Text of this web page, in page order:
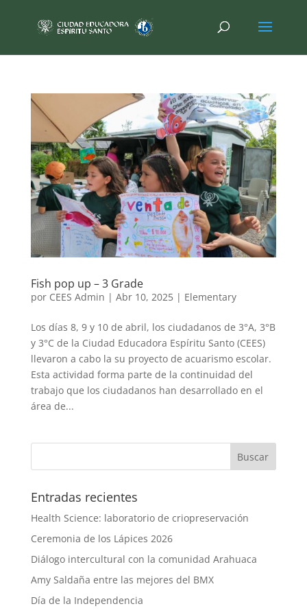
Fish pop up – 3 Grade
por CEES Admin | Abr 10, 2025| Elementary
Los días 8, 9 y 10 de abril, los ciudadanos de 3°A, 3°B
y 3°C de la Ciudad Educadora Espíritu Santo (CEES)
llevaron a cabo la su proyecto de acuarismo escolar.
Esta actividad forma parte de la continuidad del
trabajo que los ciudadanos han desarrollado en el
área de...
Entradas recientes
Health Science: laboratorio de criopreservación
Ceremonia de los Lápices 2026
Diálogo intercultural con la comunidad Arahuaca
Amy Saldaña entre las mejores del BMX
Día de la Independencia